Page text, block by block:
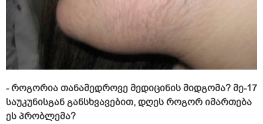
- როგორია თანამედროვე მედიცინის მიდგომა? მე-17
საუკუნისგან განსხვავებით, დღეს როგორ იმართება
ეს პრობლემა?